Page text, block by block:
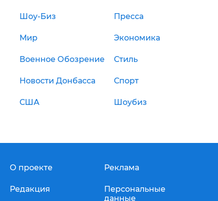
Шоу-Биз Пресса
Мир Экономика
Военное Обозрение Стиль
Новости Донбасса Спорт
США Шоубиз
О проекте
Редакция
Реклама
Персональные
данные